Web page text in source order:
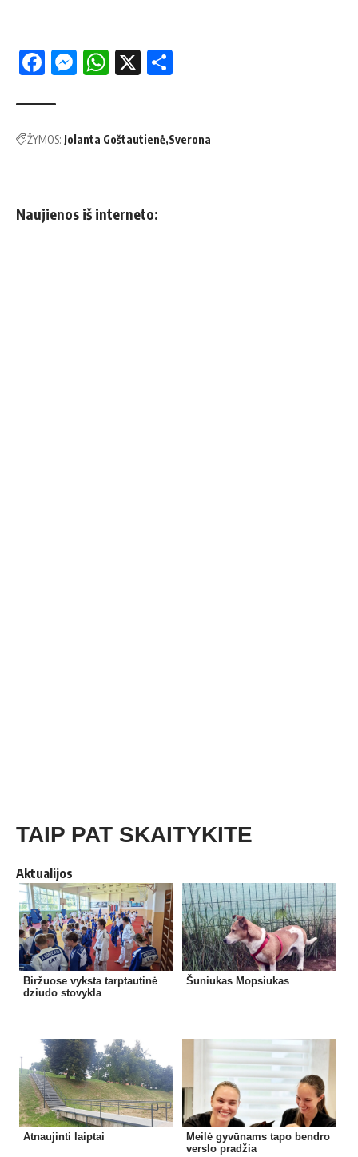
Facebook
Messenger
WhatsApp
X
ŽYMOS: Jolanta Goštautienė Sverona
Naujienos iš interneto:
TAIP PAT SKAITYKITE
Aktualijos
Biržuose vyksta tarptautinė
dziudo stovykla
Šuniukas Mopsiukas
Atnaujinti laiptai
Meilė gyvūnams tapo bendro
verslo pradžia